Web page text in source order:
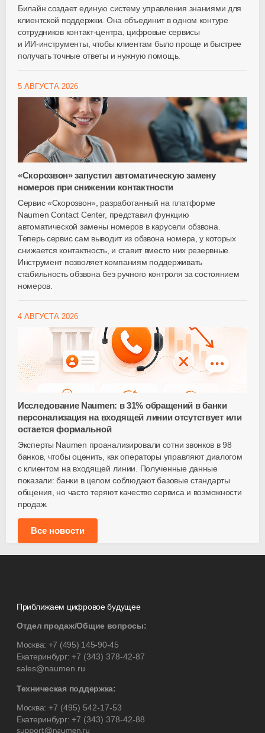
Билайн создает единую систему управления знаниями для
клиентской поддержки. Она объединит в одном контуре
сотрудников контакт-центра , цифровые сервисы
и ИИ-инструменты , чтобы клиентам было проще и быстрее
получать точные ответы и нужную помощь.
5 АВГУСТА 2026
«Скорозвон» запустил автоматическую замену
номеров при снижении контактности
Сервис «Скорозвон», разработанный на платформе
Naumen Contact Center, представил функцию
автоматической замены номеров в карусели обзвона.
Теперь сервис сам выводит из обзвона номера, у которых
снижается контактность, и ставит вместо них резервные.
Инструмент позволяет компаниям поддерживать
стабильность обзвона без ручного контроля за состоянием
номеров.
4 АВГУСТА 2026
Исследование Naumen: в 31% обращений в банки
персонализация на входящей линии отсутствует или
остается формальной
Эксперты Naumen проанализировали сотни звонков в 98
банков, чтобы оценить, как операторы управляют диалогом
с клиентом на входящей линии. Полученные данные
показали: банки в целом соблюдают базовые стандарты
общения, но часто теряют качество сервиса и возможности
продаж.
Все новости
Приближаем цифровое будущее
Отдел продаж/Общие вопросы:
Москва: +7 (495) 145-90-45
Екатеринбург:+7 (343) 378-42-87
sales@naumen.ru
Техническая поддержка:
Москва: +7 (495) 542-17-53
Екатеринбург:+7 (343) 378-42-88